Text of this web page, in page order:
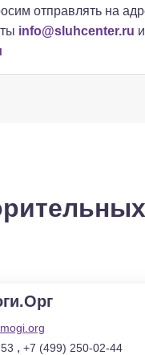
отправлять на
info@sluhcenter.ru и
, +7 (499) 250-02-44